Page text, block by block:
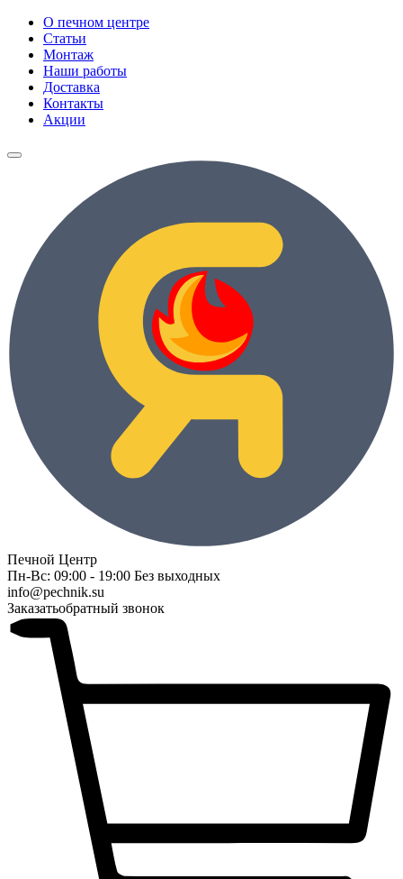
О печном центре
Статьи
Монтаж
Наши работы
Доставка
Контакты
Акции
Печной Центр
Пн-Вс: 09:00 - 19:00 Без выходных
info@pechnik.su
Заказатьобратный звонок